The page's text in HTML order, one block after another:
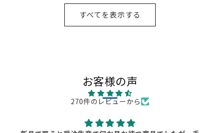
すべてを表示する
お客様の声
270件のレビューから